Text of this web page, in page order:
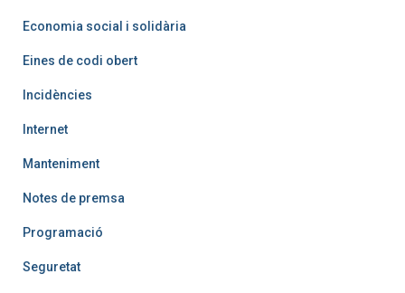
Economia social i solidària
Eines de codi obert
Incidències
Internet
Manteniment
Notes de premsa
Programació
Seguretat